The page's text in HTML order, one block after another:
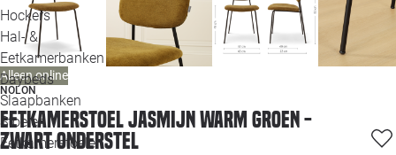
Hockers
Hal- &
Eetkamerbanken
Daybeds
Slaapbanken
Stoelen
Eetkamerstoelen
Alleen online
NOLON
Eetkamerstoel Jasmijn warm groen -
zwart onderstel